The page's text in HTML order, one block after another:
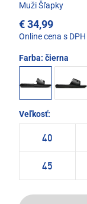
Muži Šľapky
€ 34,99
Online cena s DPH
Farba: čierna
Veľkosť:
40
45